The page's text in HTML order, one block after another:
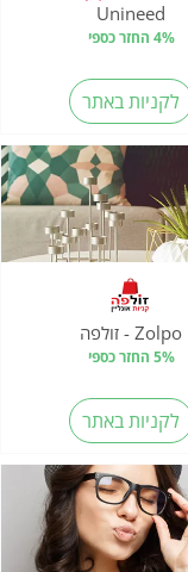
Unineed
4% החזר כספי
לקניות באתר
Zolpo - זולפה
5% החזר כספי
לקניות באתר